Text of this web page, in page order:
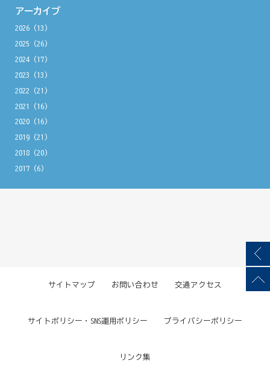
アーカイブ
2026(13)
2025 (26)
2024(17)
2023 (13)
2022 (21)
2021
(16)
2020(16)
2019(21)
2018(20)
2017(6)
サイトマップ お問い合わせ 交通アクセス
サイトポリシー・SNS運用ポリシー プライバシーポリシー
リンク集